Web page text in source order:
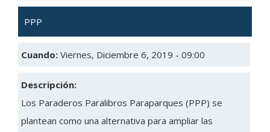
PPP
Cuando: Viernes, Diciembre 6, 2019 - 09:00
Descripción:
Los Paraderos Paralibros Paraparques (PPP) se
plantean como una alternativa para ampliar las